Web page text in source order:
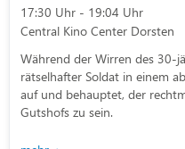
17:30 Uhr - 19:04 Uhr
Central Kino Center Dorsten
Während der Wirren des 30-
rätselhafter Soldat in einem
auf und behauptet, der
Gutshofs zu sein.